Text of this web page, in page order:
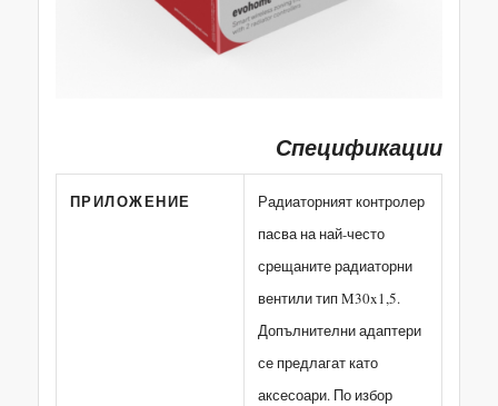
Спецификации
ПРИЛОЖЕНИЕ
Радиаторният контролер
пасва на най-често
срещаните радиаторни
вентили тип M30x1,5.
Допълнителни адаптери
се предлагат като
аксесоари. По избор